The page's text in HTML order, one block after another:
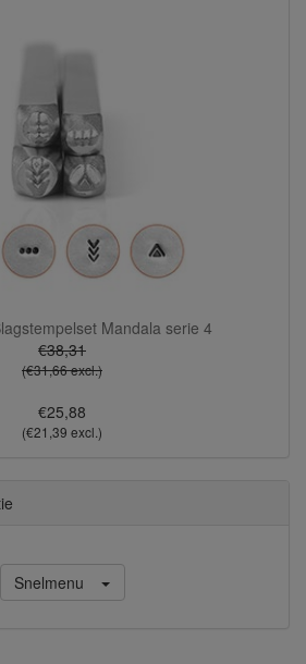
Mandala serie 4
€38,31
(€31,66 excl.)
€25,88
(€21,39 excl.)
Snelmenu